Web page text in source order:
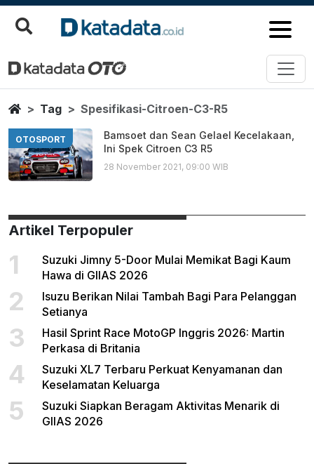
Spesifikasi Citroen C3 R5
Berita Terbaru
HomeTag Spesifikasi-Citroen-C3-R5
OTOSPORT
Bamsoet dan Sean Gelael Kecelakaan,
Ini Spek Citroen C3 R5
28 November 2021, 09:00 WIB
Artikel Terpopuler
1
Suzuki Jimny 5-Door Mulai Memikat Bagi Kaum
Hawa di GIIAS 2026
2
Isuzu Berikan Nilai Tambah Bagi Para Pelanggan
Setianya
3
Hasil Sprint Race MotoGP Inggris 2026: Martin
Perkasa di Britania
4
Suzuki XL7 Terbaru Perkuat Kenyamanan dan
Keselamatan Keluarga
5
Suzuki Siapkan Beragam Aktivitas Menarik di
GIIAS 2026